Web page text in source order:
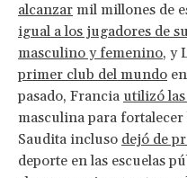
alcanzar mil millones de
igual a los jugadores de
masculino y femenino, y
primer club del mundo
pasado, Francia utilizó
masculina para
Saudita incluso dejó de
deporte en las escuelas